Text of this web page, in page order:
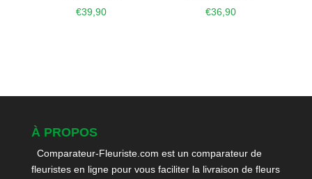
€39,90
€36,90
À PROPOS
Comparateur-Fleuriste.com est un comparateur de
fleuristes en ligne pour vous faciliter la livraison de fleurs